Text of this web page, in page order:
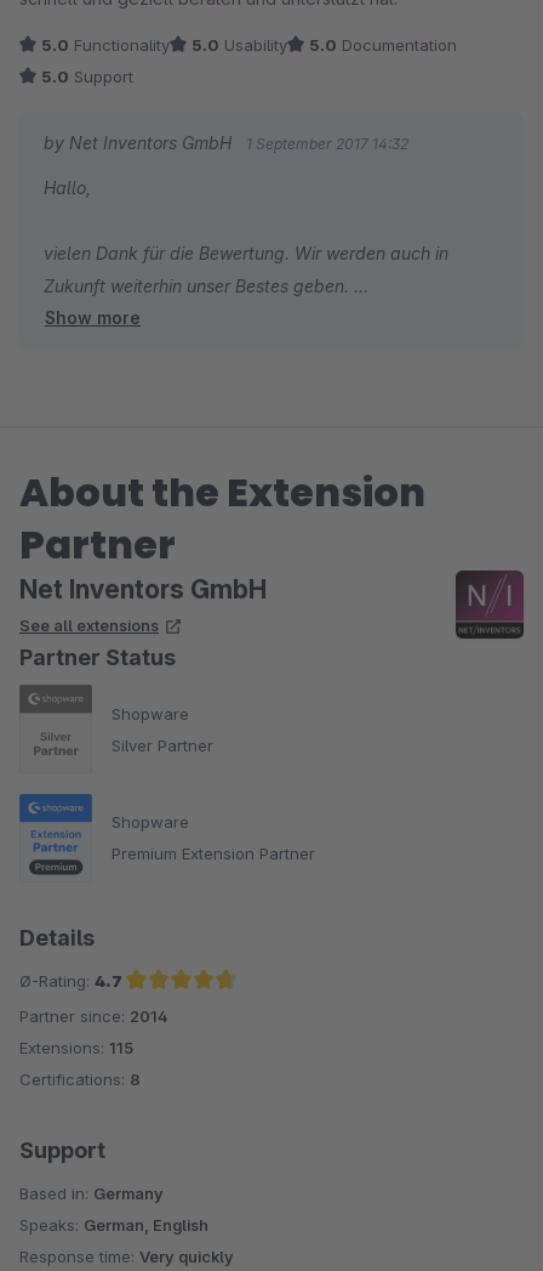
Tobias Pierschel
5.0 Functionality 5.0 Usability 5.0 Documentation
5.0 Support
by Net Inventors GmbH 1 September 2017 14:32
Hallo,
vielen Dank für die Bewertung. Wir werden auch in
Zukunft weiterhin unser Bestes geben.
Show more
About the Extension
Partner
Net Inventors GmbH
See all extensions
Partner Status
Shopware
Silver Partner
Shopware
Premium Extension Partner
Details
Ø-Rating: 4.7
Average rating of 4.7 out of 5 stars
Partner since: 2014
Extensions: 115
Certifications: 8
Support
Based in: Germany
Speaks: German, English
Response time: Very quickly